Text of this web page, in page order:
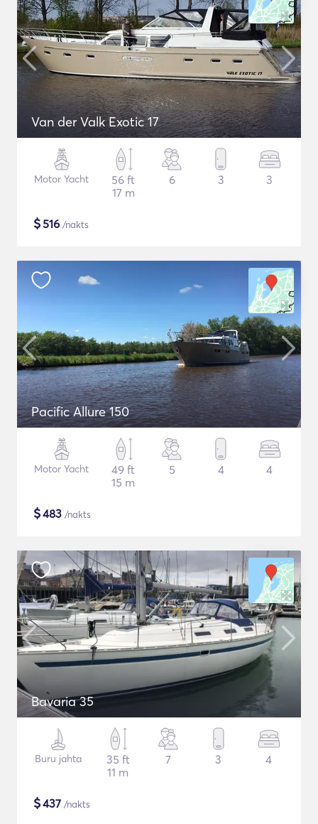
Van der Valk Exotic 17
Motor Yacht
56 ft
17 m
6 3 3
$516 /nakts
Pacific Allure 150
Motor Yacht
49 ft
15 m
5 4 4
$483 /nakts
Bavaria 35
Buru jahta
35 ft
11 m
7 3 4
$437 /nakts